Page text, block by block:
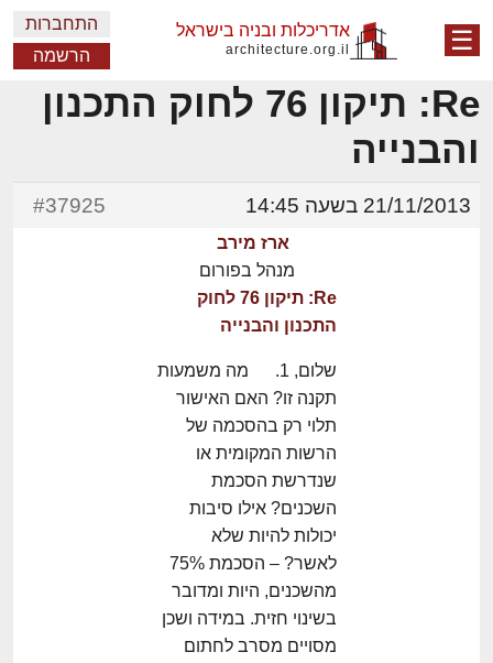
☰ אדריכלות ובניה בישראל
architecture.org.il
התחברות
הרשמה
Re: תיקון 76 לחוק התכנון
והבנייה
21/11/2013 בשעה 14:45 #37925
ארז מירב
מנהל בפורום
Re: תיקון 76 לחוק
התכנון והבנייה
שלום, 1. מה משמעות
תקנה זו? האם האישור
תלוי רק בהסכמה של
הרשות המקומית או
שנדרשת הסכמת
השכנים? אילו סיבות
יכולות להיות שלא
לאשר? – הסכמת 75%
מהשכנים, היות ומדובר
בשינוי חזית. במידה ושכן
מסויים מסרב לחתום